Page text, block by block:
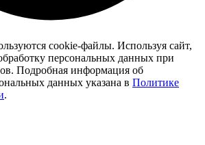
cookie-файлы. Используя сайт,
персональных данных при
Подробная информация об
данных указана в Политике
.